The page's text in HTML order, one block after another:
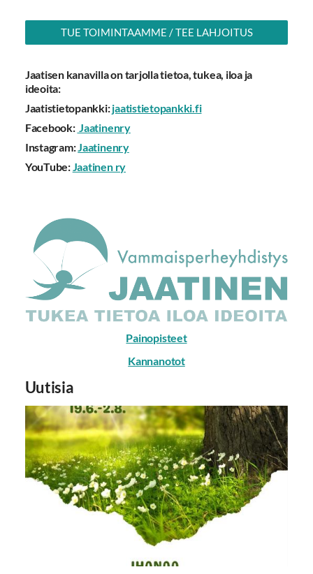
TUE TOIMINTAAMME / TEE LAHJOITUS
Jaatisen kanavilla on tarjolla tietoa, tukea, iloa ja
ideoita:
Jaatistietopankki:jaatistietopankki.fi
Facebook: Jaatinenry
Instagram: Jaatinenry
YouTube: Jaatinen ry
Painopisteet
Kannanotot
Uutisia